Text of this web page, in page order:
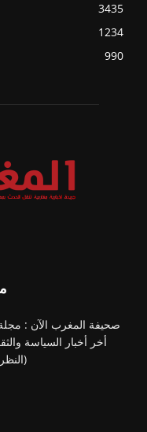
3435
1234
990
صحيفة المغرب الآن :
أخر أخبار السياسة